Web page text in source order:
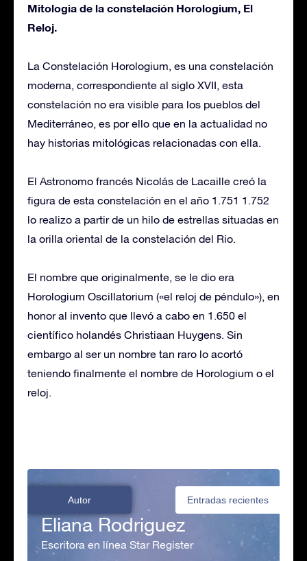
Mitologia de la constelación Horologium, El
Reloj.
La Constelación Horologium, es una constelación
moderna, correspondiente al siglo XVII, esta
constelación no era visible para los pueblos del
Mediterráneo, es por ello que en la actualidad no
hay historias mitológicas relacionadas con ella.
El Astronomo francés Nicolás de Lacaille creó la
figura de esta constelación en el año 1.751 1.752
lo realizo a partir de un hilo de estrellas situadas en
la orilla oriental de la constelación del Rio.
El nombre que originalmente, se le dio era
Horologium Oscillatorium («el reloj de péndulo»), en
honor al invento que llevó a cabo en 1.650 el
científico holandés Christiaan Huygens. Sin
embargo al ser un nombre tan raro lo acortó
teniendo finalmente el nombre de Horologium o el
reloj.
Autor Entradas recientes
Eliana Rodriguez
Escritora en línea Star Register